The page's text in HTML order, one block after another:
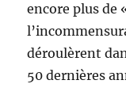
encore plus de
déroulèrent
50 dernières